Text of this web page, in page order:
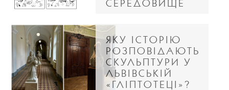
СЕРЕДОВИЩЕ
ЯКУ ІСТОРІЮ
РОЗПОВІДАЮТЬ
СКУЛЬПТУРИ У
ЛЬВІВСЬКІЙ
«ГЛІПТОТЕЦІ»?